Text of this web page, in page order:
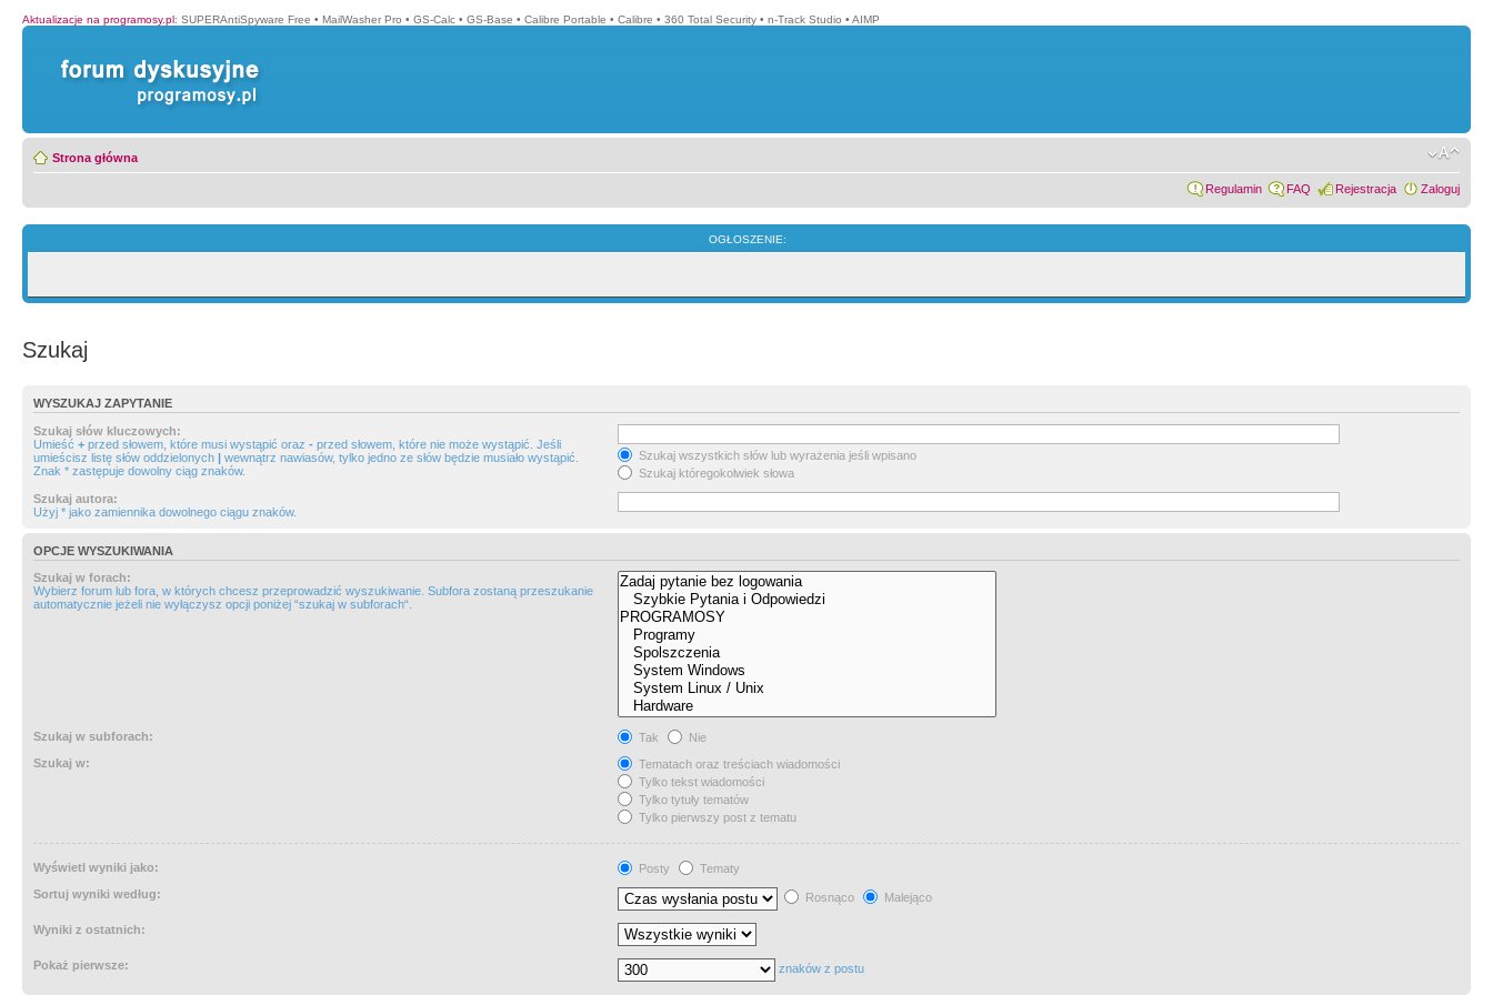
Aktualizacje na programosy.pl: SUPERAntiSpyware Free • MailWasher Pro • GS-Calc • GS-Base • Calibre Portable • Calibre • 360 Total Security • n-Track Studio • AIMP
Strona główna
Regulamin FAQ Rejestracja Zaloguj
OGŁOSZENIE:
Szukaj
WYSZUKAJ ZAPYTANIE
Szukaj słów kluczowych:
Umieść + przed słowem, które musi wystąpić oraz - przed słowem, które nie może wystąpić. Jeśli
umieścisz listę słów oddzielonych | wewnątrz nawiasów, tylko jedno ze słów będzie musiało wystąpić.
Znak * zastępuje dowolny ciąg znaków.
Szukaj wszystkich słów lub wyrażenia jeśli wpisano
Szukaj któregokolwiek słowa
Szukaj autora:
Użyj * jako zamiennika dowolnego ciągu znaków.
OPCJE WYSZUKIWANIA
Szukaj w forach:
Wybierz forum lub fora, w których chcesz przeprowadzić wyszukiwanie. Subfora zostaną przeszukanie
automatycznie jeżeli nie wyłączysz opcji poniżej “szukaj w subforach“.
Szukaj w subforach: Tak
Nie
Szukaj w:
Tematach oraz treściach wiadomości
Tylko tekst wiadomości
Tylko tytuły tematów
Tylko pierwszy post z tematu
Wyświetl wyniki jako: Posty
Tematy
Sortuj wyniki według:
Rosnąco Malejąco
Wyniki z ostatnich:
Pokaż pierwsze: znaków z postu